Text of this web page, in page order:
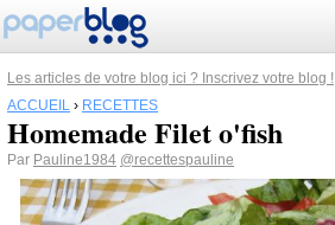
Les articles de votre blog ici ? Inscrivez votre blog !
ACCUEIL › RECETTES
Homemade Filet o'fish
Par Pauline1984 @recettespauline